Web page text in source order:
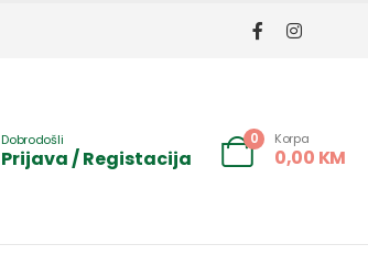
Dobrodošli
Prijava / Registacija
0 Korpa
0,00 KM